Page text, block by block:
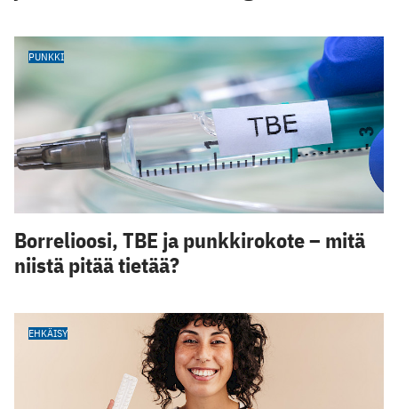
PUNKKI
Borrelioosi, TBE ja punkkirokote – mitä
niistä pitää tietää?
EHKÄISY